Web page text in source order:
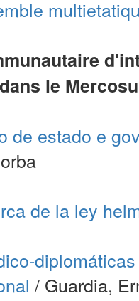
le
de estado e
de la ley
/ Guardia,